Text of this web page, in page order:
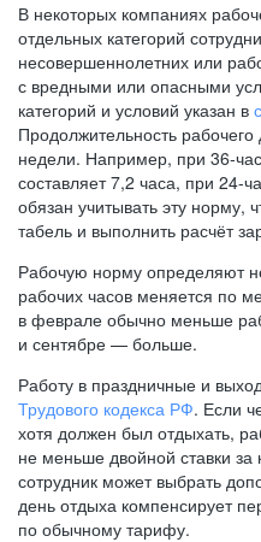
В некоторых компаниях
отдельных категорий
несовершеннолетних или
с вредными или опасными
категорий и условий указан в
Продолжительность рабочего
недели. Например, при 36-
составляет 7,2 часа, при 24-
обязан учитывать эту норму,
табель и выполнить расчёт
Рабочую норму определяют
рабочих часов меняется по
в феврале обычно меньше
и сентябре — больше.
Работу в праздничные и
Трудового кодекса РФ. Если
хотя должен был отдыхать,
не меньше двойной ставки
сотрудник может выбрать
день отдыха компенсирует
по обычному тарифу.